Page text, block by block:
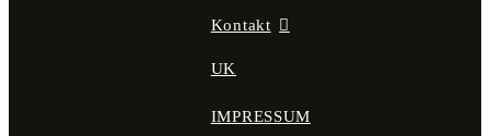
Kontakt
UK
IMPRESSUM